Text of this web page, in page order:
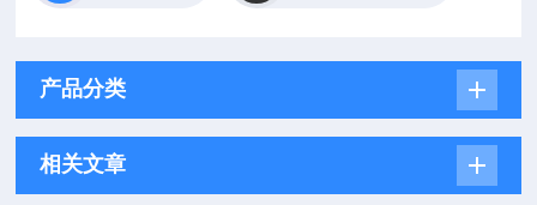
产品分类
相关文章